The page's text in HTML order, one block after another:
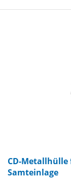
CD-
Samteinlage